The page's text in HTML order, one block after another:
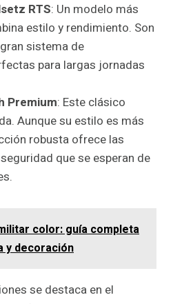
RTS: Un modelo más
estilo y rendimiento. Son
sistema de
para largas jornadas
Premium: Este clásico
Aunque su estilo es más
robusta ofrece las
que se esperan de
color: guía completa
y decoración
se destaca en el